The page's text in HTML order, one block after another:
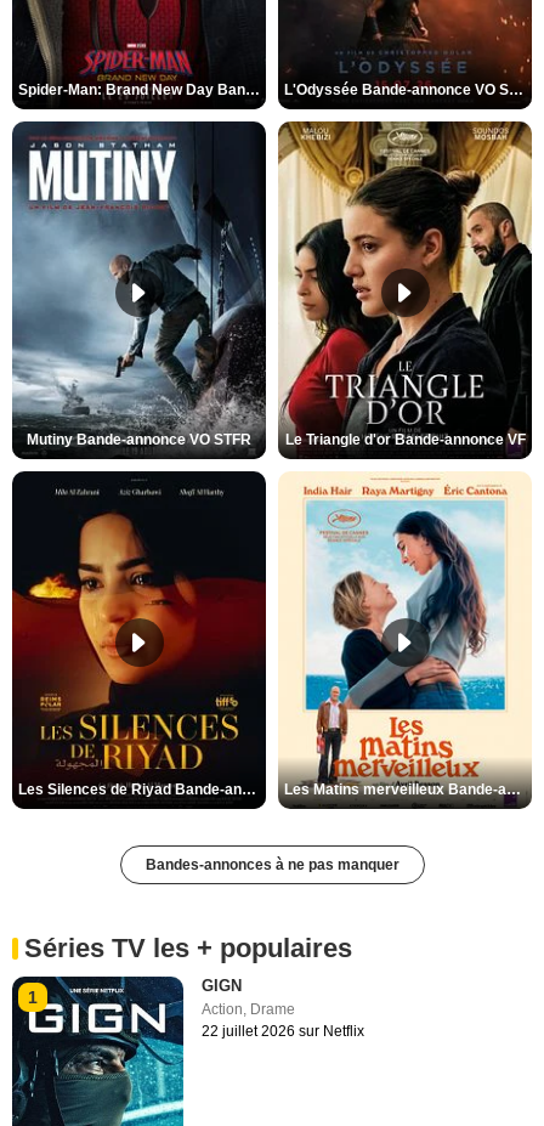
Spider-Man: Brand New Day Bande-annonce VO STFR L'Odyssée Bande-annonce VO STFR
Mutiny Bande-annonce VO STFR Le Triangle d'or Bande-annonce VF
Les Silences de Riyad Bande-annonce VO STFR Les Matins merveilleux Bande-annonce VF
Bandes-annonces à ne pas manquer
Séries TV les + populaires
1
GIGN
Action Drame
22 juillet 2026 sur Netflix